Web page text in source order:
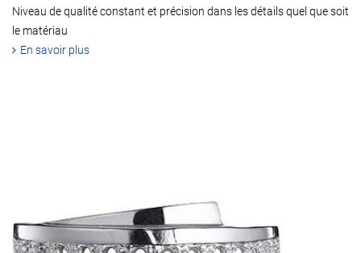
Niveau de qualité constant et précision dans les détails quel que soit
le matériau
En savoir plus